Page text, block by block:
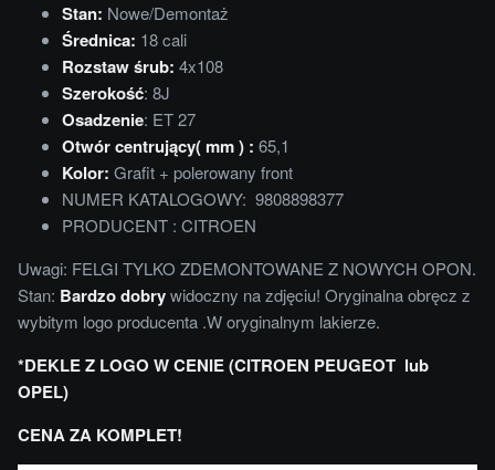
Stan: Nowe/Demontaż
Średnica: 18 cali
Rozstaw śrub: 4x108
Szerokość: 8J
Osadzenie: ET 27
Otwór centrujący( mm ) : 65,1
Kolor: Grafit + polerowany front
NUMER KATALOGOWY: 9808898377
PRODUCENT : CITROEN
Uwagi: FELGI TYLKO ZDEMONTOWANE Z NOWYCH OPON.
Stan: Bardzo dobrywidoczny na zdjęciu! Oryginalna obręcz z
wybitym logo producenta .W oryginalnym lakierze.
*DEKLE Z LOGO W CENIE (CITROEN PEUGEOT lub
OPEL)
CENA ZA KOMPLET!